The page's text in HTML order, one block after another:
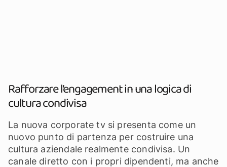
Rafforzare l’engagement in una logica di
cultura condivisa
La nuova corporate tv si presenta come un
nuovo punto di partenza per costruire una
cultura aziendale realmente condivisa. Un
canale diretto con i propri dipendenti, ma anche